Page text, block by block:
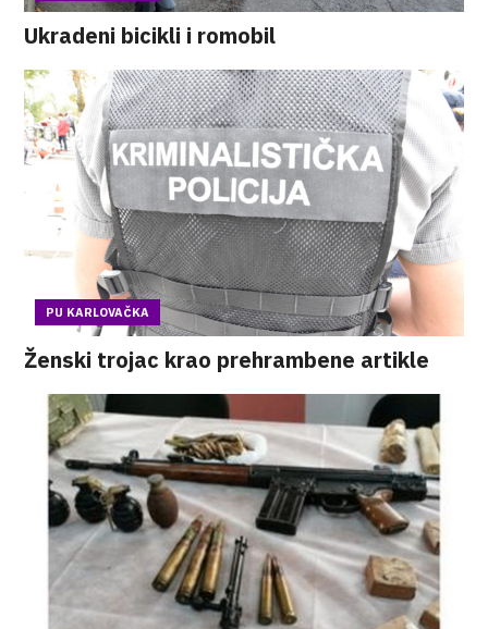
Ukradeni bicikli i romobil
PU KARLOVAČKA
Ženski trojac krao prehrambene artikle